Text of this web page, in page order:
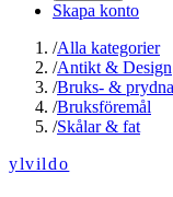
Skapa konto
/Alla kategorier
/Antikt & Design
/Bruks- &
/Bruksföremål
/Skålar & fat
ylvildo